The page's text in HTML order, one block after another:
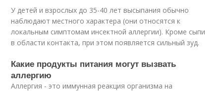
У детей и взрослых до 35-40 лет высыпания обычно
наблюдают местного характера (они относятся к
локальным симптомам инсектной аллергии). Кроме сыпи
в области контакта, при этом появляется сильный зуд.
Какие продукты питания могут вызвать
аллергию
Аллергия - это иммунная реакция организма на